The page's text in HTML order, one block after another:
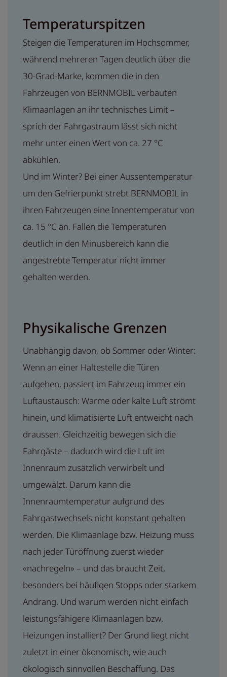
Temperaturspitzen
Steigen die Temperaturen im Hochsommer,
während mehreren Tagen deutlich über die
30-Grad-Marke, kommen die in den
Fahrzeugen von BERNMOBIL verbauten
Klimaanlagen an ihr technisches Limit –
sprich der Fahrgastraum lässt sich nicht
mehr unter einen Wert von ca. 27 °C
abkühlen.
Und im Winter? Bei einer Aussentemperatur
um den Gefrierpunkt strebt BERNMOBIL in
ihren Fahrzeugen eine Innentemperatur von
ca. 15 °C an. Fallen die Temperaturen
deutlich in den Minusbereich kann die
angestrebte Temperatur nicht immer
gehalten werden.
Physikalische Grenzen
Unabhängig davon, ob Sommer oder Winter:
Wenn an einer Haltestelle die Türen
aufgehen, passiert im Fahrzeug immer ein
Luftaustausch: Warme oder kalte Luft strömt
hinein, und klimatisierte Luft entweicht nach
draussen. Gleichzeitig bewegen sich die
Fahrgäste – dadurch wird die Luft im
Innenraum zusätzlich verwirbelt und
umgewälzt. Darum kann die
Innenraumtemperatur aufgrund des
Fahrgastwechsels nicht konstant gehalten
werden. Die Klimaanlage bzw. Heizung muss
nach jeder Türöffnung zuerst wieder
«nachregeln» – und das braucht Zeit,
besonders bei häufigen Stopps oder starkem
Andrang. Und warum werden nicht einfach
leistungsfähigere Klimaanlagen bzw.
Heizungen installiert? Der Grund liegt nicht
zuletzt in einer ökonomisch, wie auch
ökologisch sinnvollen Beschaffung. Das